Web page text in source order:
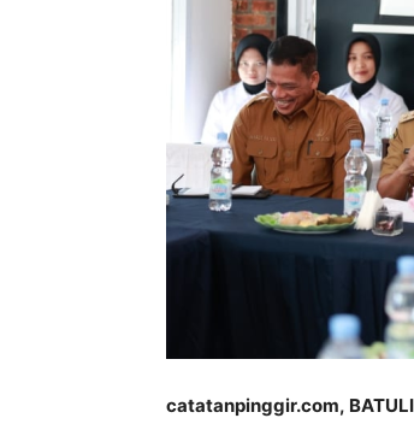
catatanpinggir.com,